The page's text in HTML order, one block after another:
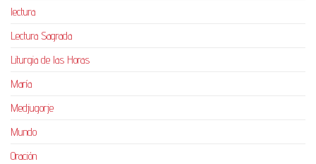
lectura
Lectura Sagrada
Liturgia de las Horas
María
Medjugorje
Mundo
Oración